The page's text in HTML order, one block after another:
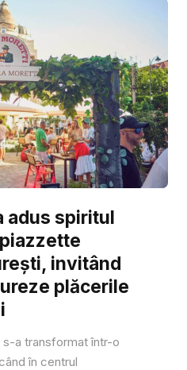
adus spiritul
invitând
plăcerile
s-a transformat într-o
în centrul